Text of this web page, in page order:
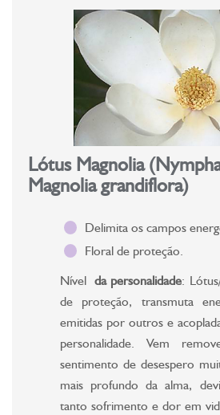
Lótus Magnolia
Magnolia grandiflora)
Delimita os campos
Floral de proteção.
Nível da personalidade:
de proteção, transmuta
emitidas por outros e
personalidade. Vem
sentimento de desespero
mais profundo da alma,
tanto sofrimento e dor em